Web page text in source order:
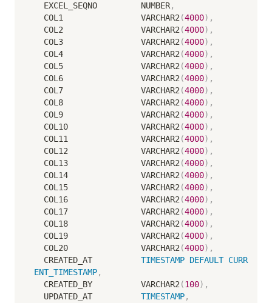
  EXCEL_SEQNO         NUMBER
,
  COL1                VARCHAR2
(4000) ,
  COL2                VARCHAR2
(4000) ,
  COL3                VARCHAR2
(4000) ,
  COL4                VARCHAR2
(4000) ,
  COL5                VARCHAR2
(4000) ,
  COL6                VARCHAR2
(4000) ,
  COL7                VARCHAR2
(4000) ,
  COL8                VARCHAR2
(4000) ,
  COL9                VARCHAR2
(4000) ,
  COL10               VARCHAR2
(4000) ,
  COL11               VARCHAR2
(4000) ,
  COL12               VARCHAR2
(4000) ,
  COL13               VARCHAR2
(4000) ,
  COL14               VARCHAR2
(4000) ,
  COL15               VARCHAR2
(4000) ,
  COL16               VARCHAR2
(4000) ,
  COL17               VARCHAR2
(4000) ,
  COL18               VARCHAR2
(4000) ,
  COL19               VARCHAR2
(4000) ,
  COL20               VARCHAR2
(4000) ,
  CREATED_AT
TIMESTAMP DEFAULT CURR
ENT_TIMESTAMP,
  CREATED_BY          VARCHAR2
(100) ,
  UPDATED_AT
TIMESTAMP,